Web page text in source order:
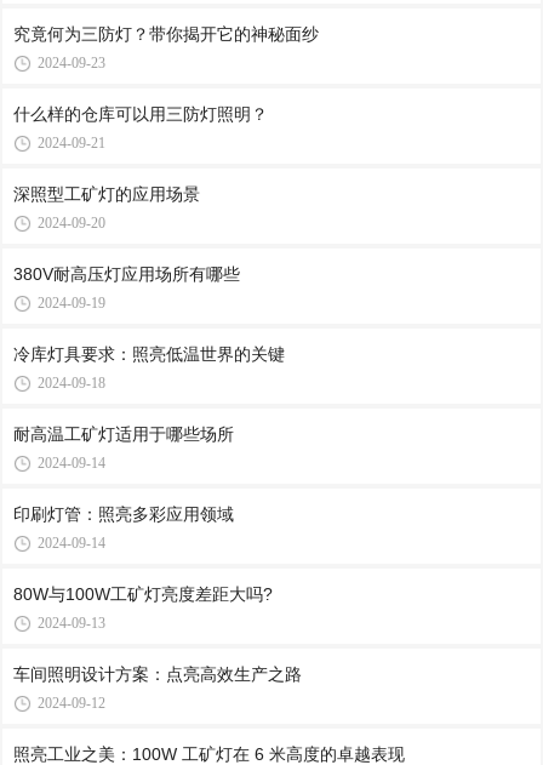
究竟何为三防灯？带你揭开它的神秘面纱
2024-09-23
什么样的仓库可以用三防灯照明？
2024-09-21
深照型工矿灯的应用场景
2024-09-20
380V耐高压灯应用场所有哪些
2024-09-19
冷库灯具要求：照亮低温世界的关键
2024-09-18
耐高温工矿灯适用于哪些场所
2024-09-14
印刷灯管：照亮多彩应用领域
2024-09-14
80W与100W工矿灯亮度差距大吗?
2024-09-13
车间照明设计方案：点亮高效生产之路
2024-09-12
照亮工业之美：100W 工矿灯在 6 米高度的卓越表现